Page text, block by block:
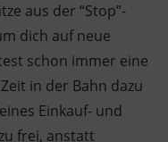
aus der “Stop”-
dich auf neue
schon immer eine
in der Bahn dazu
Einkauf- und
frei, anstatt